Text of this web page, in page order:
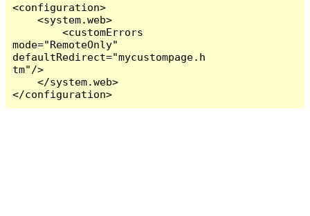
<configuration>
    <system.web>
        <customErrors
mode="RemoteOnly"
defaultRedirect="mycustompage.h
tm"/>
    </system.web>
</configuration>